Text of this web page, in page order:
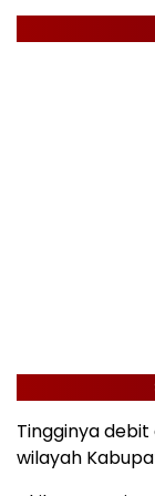
Tingginya
wilayah